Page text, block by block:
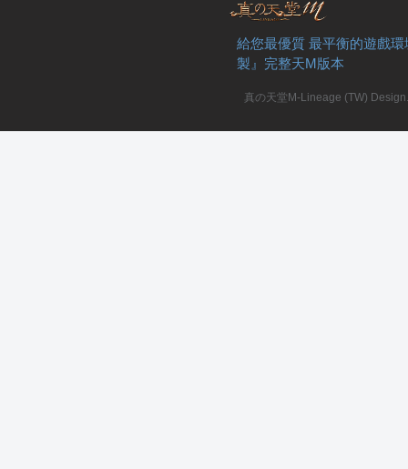
給您最優質 最平衡的遊戲
製』完整天M版本
真の天堂M-Lineage (TW)